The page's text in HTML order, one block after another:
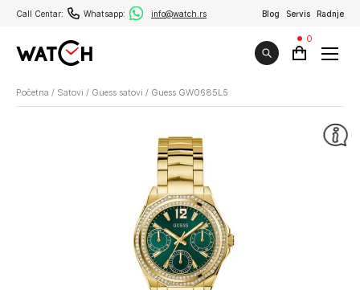
Call Centar: Whatsapp: info@watch.rs Blog Servis Radnje
0
Početna / Satovi / Guess satovi / Guess GW0685L5